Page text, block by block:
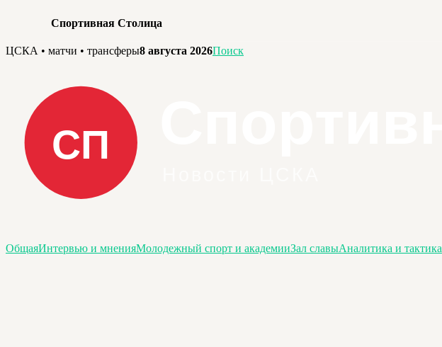
Спортивная Столица
Перейти
содержимому
ЦСКА • матчи • трансферы8 августа 2026Поиск
ОбщаяИнтервью и мненияМолодежный спорт и академииЗал славыАналитика и тактика